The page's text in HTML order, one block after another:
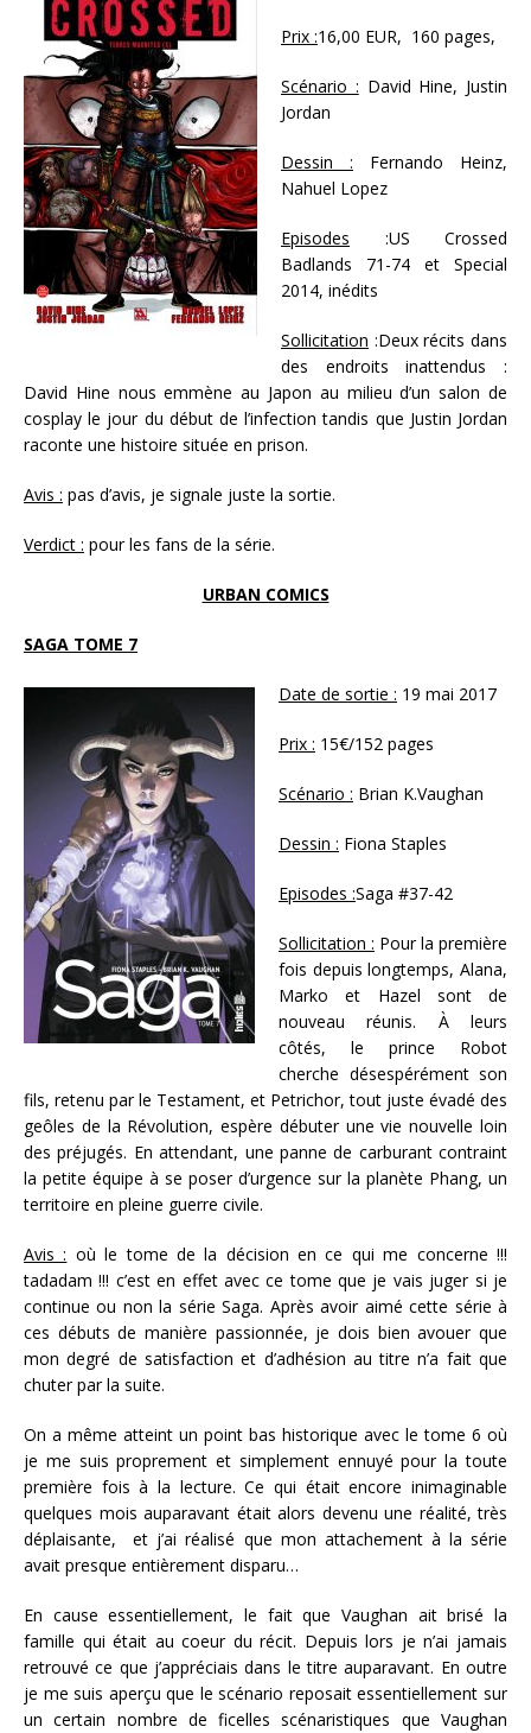
Prix :16,00 EUR, 160 pages,
Scénario : David Hine, Justin
Jordan
Dessin : Fernando Heinz,
Nahuel Lopez
Episodes :US Crossed
Badlands 71-74 et Special
2014, inédits
Sollicitation :Deux récits dans
des endroits inattendus :
David Hine nous emmène au Japon au milieu d’un salon de
cosplay le jour du début de l’infection tandis que Justin Jordan
raconte une histoire située en prison.
Avis : pas d’avis, je signale juste la sortie.
Verdict : pour les fans de la série.
URBAN COMICS
SAGA TOME 7
Date de sortie : 19 mai 2017
Prix : 15€/152 pages
Scénario : Brian K.Vaughan
Dessin : Fiona Staples
Episodes :Saga #37-42
Sollicitation : Pour la première
fois depuis longtemps, Alana,
Marko et Hazel sont de
nouveau réunis. À leurs
côtés, le prince Robot
cherche désespérément son
fils, retenu par le Testament, et Petrichor, tout juste évadé des
geôles de la Révolution, espère débuter une vie nouvelle loin
des préjugés. En attendant, une panne de carburant contraint
la petite équipe à se poser d’urgence sur la planète Phang, un
territoire en pleine guerre civile.
Avis : où le tome de la décision en ce qui me concerne !!!
tadadam !!! c’est en effet avec ce tome que je vais juger si je
continue ou non la série Saga. Après avoir aimé cette série à
ces débuts de manière passionnée, je dois bien avouer que
mon degré de satisfaction et d’adhésion au titre n’a fait que
chuter par la suite.
On a même atteint un point bas historique avec le tome 6 où
je me suis proprement et simplement ennuyé pour la toute
première fois à la lecture. Ce qui était encore inimaginable
quelques mois auparavant était alors devenu une réalité, très
déplaisante, et j’ai réalisé que mon attachement à la série
avait presque entièrement disparu…
En cause essentiellement, le fait que Vaughan ait brisé la
famille qui était au coeur du récit. Depuis lors je n’ai jamais
retrouvé ce que j’appréciais dans le titre auparavant. En outre
je me suis aperçu que le scénario reposait essentiellement sur
un certain nombre de ficelles scénaristiques que Vaughan